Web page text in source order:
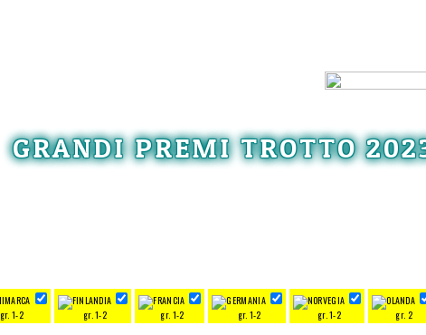
GRANDI PREMI TROTTO
gr. 1-2 gr. 1-2 gr. 1-2 gr. 1-2 gr. 1-2 gr. 2